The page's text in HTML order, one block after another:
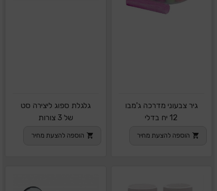
גיר צבעוני מדרכה ג'מבו
12 יח בדלי
הוספה להצעת מחיר
גלגלת ספוג ליצירה סט
של 3 צורות
הוספה להצעת מחיר